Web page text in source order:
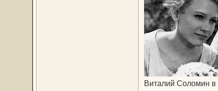
Виталий Соломин